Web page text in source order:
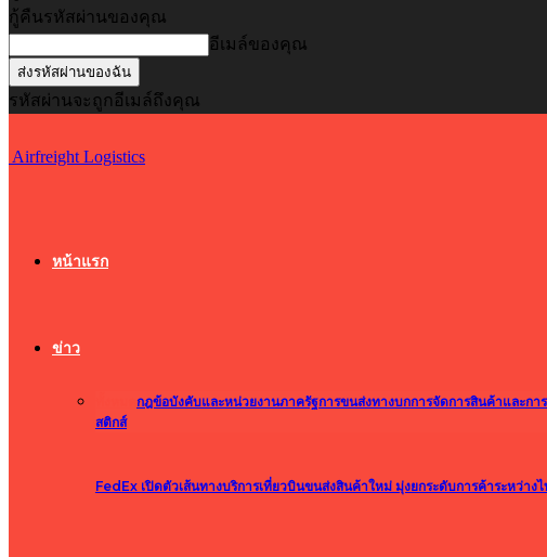
กู้คืนรหัสผ่านของคุณ
อีเมล์ของคุณ
รหัสผ่านจะถูกอีเมล์ถึงคุณ
Airfreight Logistics
หน้าแรก
ข่าว
กฎข้อบังคับและหน่วยงานภาครัฐการขนส่งทางบกการจัดการสินค้าและก
สติกส์
FedEx เปิดตัวเส้นทางบริการเที่ยวบินขนส่งสินค้าใหม่ มุ่งยกระดับการค้าระหว่างไ